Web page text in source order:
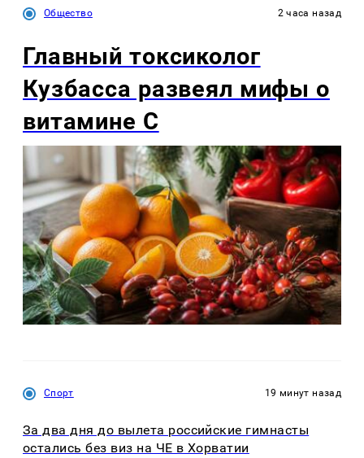
Общество 2 часа назад
Главный токсиколог
Кузбасса развеял мифы о
витамине С
Спорт 19 минут назад
За два дня до вылета российские гимнасты
остались без виз на ЧЕ в Хорватии